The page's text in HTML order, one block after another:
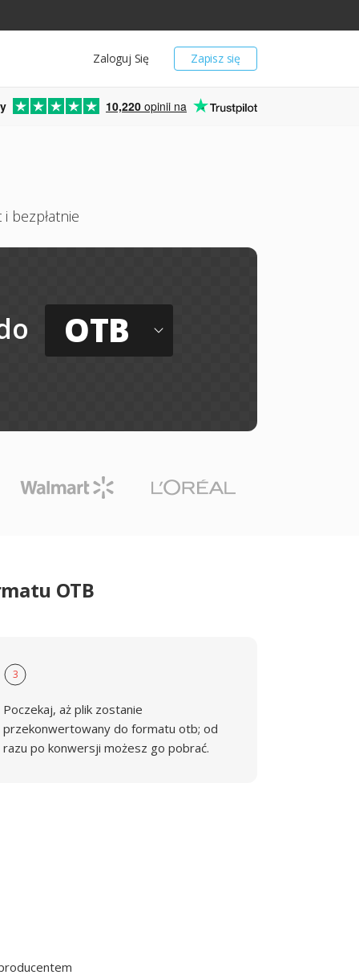
Zapisz się
Zaloguj Się
10,220 opinii na
bezpłatnie
OTB
OTB
3
Poczekaj, aż plik zostanie
przekonwertowany do formatu otb; od
razu po konwersji możesz go pobrać.